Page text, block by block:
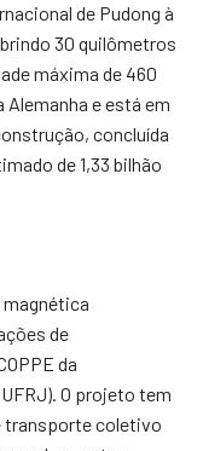
de Pudong à
30 quilômetros
máxima de 460
e está em
concluída
de 1,33 bilhão
magnética
de
da
O projeto tem
transporte coletivo